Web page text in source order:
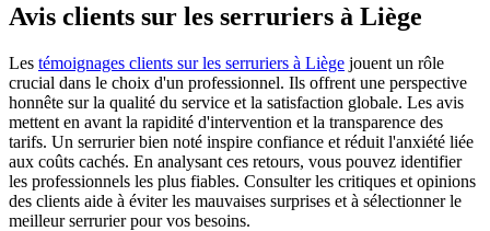
Avis clients sur les serruriers à Liège
Les témoignages clients sur les serruriers à Liège jouent un rôle
crucial dans le choix d'un professionnel. Ils offrent une perspective
honnête sur la qualité du service et la satisfaction globale. Les avis
mettent en avant la rapidité d'intervention et la transparence des
tarifs. Un serrurier bien noté inspire confiance et réduit l'anxiété liée
aux coûts cachés. En analysant ces retours, vous pouvez identifier
les professionnels les plus fiables. Consulter les critiques et opinions
des clients aide à éviter les mauvaises surprises et à sélectionner le
meilleur serrurier pour vos besoins.